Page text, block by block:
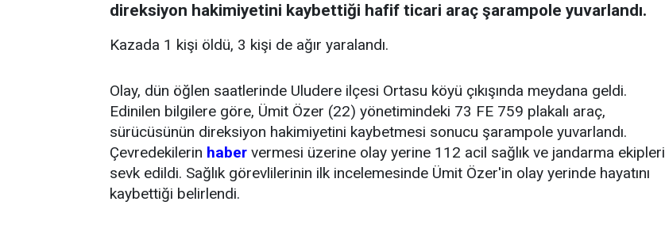
direksiyon hakimiyetini kaybettiği hafif ticari araç şarampole yuvarlandı.
Kazada 1 kişi öldü, 3 kişi de ağır yaralandı.
Olay, dün öğlen saatlerinde Uludere ilçesi Ortasu köyü çıkışında meydana geldi.
Edinilen bilgilere göre, Ümit Özer (22) yönetimindeki 73 FE 759 plakalı araç,
sürücüsünün direksiyon hakimiyetini kaybetmesi sonucu şarampole yuvarlandı.
Çevredekilerin haber vermesi üzerine olay yerine 112 acil sağlık ve jandarma ekipleri
sevk edildi. Sağlık görevlilerinin ilk incelemesinde Ümit Özer'in olay yerinde hayatını
kaybettiği belirlendi.